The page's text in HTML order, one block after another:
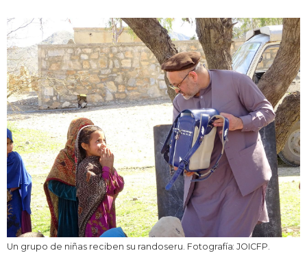
Un grupo de niñas reciben su randoseru. Fotografía: JOICFP.